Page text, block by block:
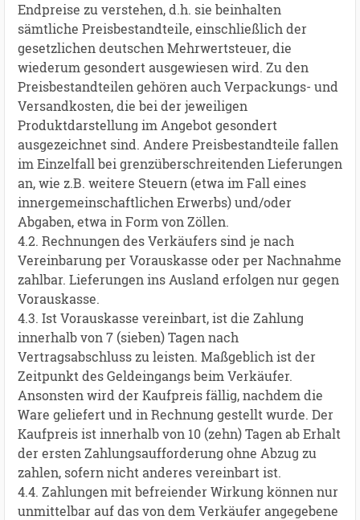
Endpreise zu verstehen, d.h. sie beinhalten
sämtliche Preisbestandteile, einschließlich der
gesetzlichen deutschen Mehrwertsteuer, die
wiederum gesondert ausgewiesen wird. Zu den
Preisbestandteilen gehören auch Verpackungs- und
Versandkosten, die bei der jeweiligen
Produktdarstellung im Angebot gesondert
ausgezeichnet sind. Andere Preisbestandteile fallen
im Einzelfall bei grenzüberschreitenden Lieferungen
an, wie z.B. weitere Steuern (etwa im Fall eines
innergemeinschaftlichen Erwerbs) und/oder
Abgaben, etwa in Form von Zöllen.
4.2. Rechnungen des Verkäufers sind je nach
Vereinbarung per Vorauskasse oder per Nachnahme
zahlbar. Lieferungen ins Ausland erfolgen nur gegen
Vorauskasse.
4.3. Ist Vorauskasse vereinbart, ist die Zahlung
innerhalb von 7 (sieben) Tagen nach
Vertragsabschluss zu leisten. Maßgeblich ist der
Zeitpunkt des Geldeingangs beim Verkäufer.
Ansonsten wird der Kaufpreis fällig, nachdem die
Ware geliefert und in Rechnung gestellt wurde. Der
Kaufpreis ist innerhalb von 10 (zehn) Tagen ab Erhalt
der ersten Zahlungsaufforderung ohne Abzug zu
zahlen, sofern nicht anderes vereinbart ist.
4.4. Zahlungen mit befreiender Wirkung können nur
unmittelbar auf das von dem Verkäufer angegebene